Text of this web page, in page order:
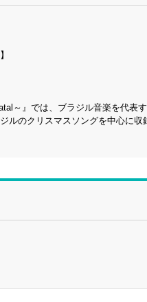
～』では、ブラジル音楽を代表
ルのクリスマスソングを中心に